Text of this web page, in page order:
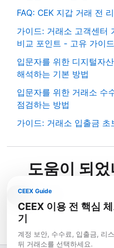
FAQ: CEK 지갑 거래 전
가이드: 거래소 고객센터
비교 포인트 - 고유 가이
입문자를 위한 디지털자
해석하는 기본 방법
입문자를 위한 거래소 수
점검하는 방법
가이드: 거래소 입출금 초
도움이 되
예 아니요
CEEX Guide
CEEX 이용 전 핵심
기
계정 보안, 수수료, 입출금, 리
뒤 거래소를 선택하세요.